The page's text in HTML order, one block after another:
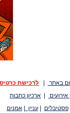
באתר
לרכישת
אירועים
ארכיון כתבות
|פסטיבלים |עניין |אמנים